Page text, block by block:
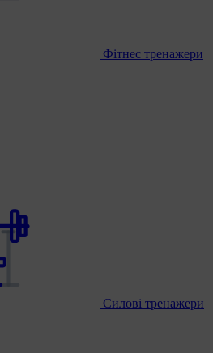
Фітнес тренажери
Силові тренажери